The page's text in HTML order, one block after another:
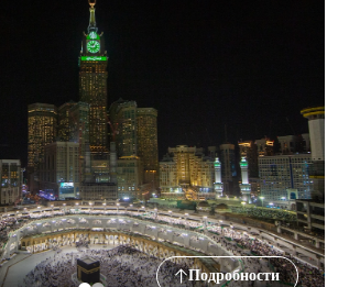
Подробности